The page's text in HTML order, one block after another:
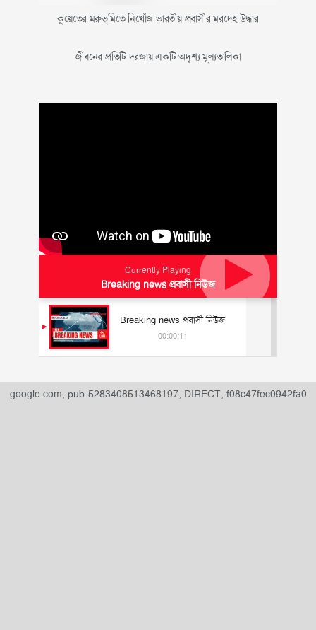
কুয়েতের মরুভূমিতে নিখোঁজ ভারতীয় প্রবাসীর মরদেহ উদ্ধার
জীবনের প্রতিটি দরজায় একটি অদৃশ্য মূল্যতালিকা
Currently Playing
Breaking news প্রবাসী নিউজ
Breaking news প্রবাসী নিউজ
00:00:11
" data-ad-slot="">
google.com, pub-5283408513468197, DIRECT, f08c47fec0942fa0